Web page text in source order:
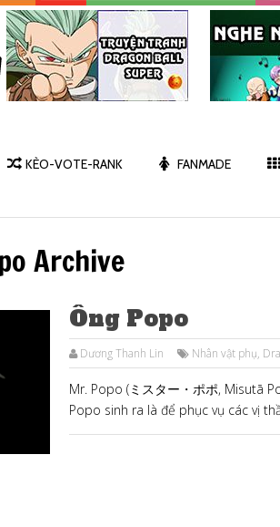
KÈO-VOTE-RANK FANMADE
Archive
Ông Popo
Dương Thanh Lin Nhân vật phụ,
Mr. Popo (ミスター・ポポ, Misutā
Popo sinh ra là để phục vụ các vị